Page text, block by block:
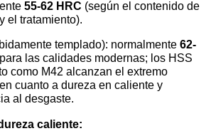
55-62 HRC (según el contenido de
el tratamiento).
templado): normalmente 62-
para las calidades modernas; los HSS
como M42 alcanzan el extremo
cuanto a dureza en caliente y
al desgaste.
caliente: